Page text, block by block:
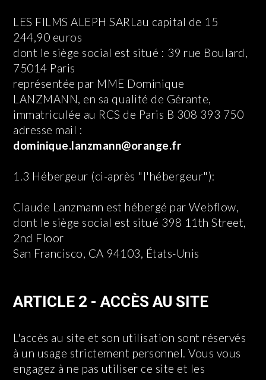
LES FILMS ALEPH SARLau capital de 15
244,90 euros
dont le siège social est situé : 39 rue Boulard,
75014 Paris
représentée par MME Dominique
LANZMANN, en sa qualité de Gérante,
immatriculée au RCS de Paris B 308 393 750
adresse mail :
dominique.lanzmann@orange.fr
1.3 Hébergeur (ci-après "l'hébergeur"):
Claude Lanzmann est hébergé par Webflow,
dont le siège social est situé 398 11th Street,
2nd Floor
San Francisco, CA 94103, États-Unis
ARTICLE 2 - ACCÈS AU SITE
L'accès au site et son utilisation sont réservés
à un usage strictement personnel. Vous vous
engagez à ne pas utiliser ce site et les